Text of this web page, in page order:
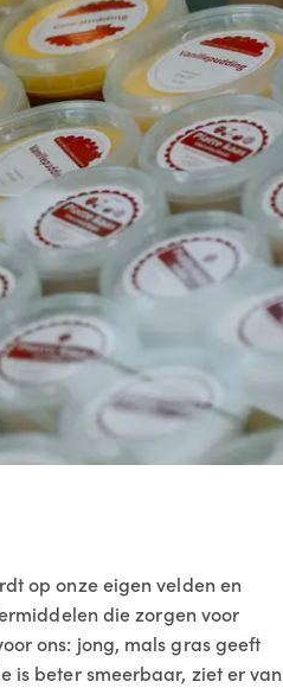
op onze eigen velden en
die zorgen voor
ons: jong, mals gras geeft
is beter smeerbaar, ziet er van